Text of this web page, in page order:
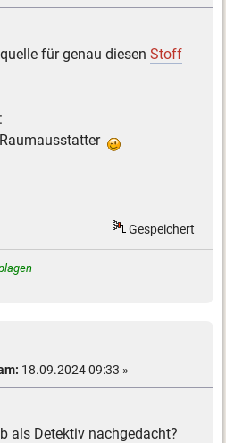
für genau diesenStoff
Gespeichert
18.09.2024 09:33 »
als Detektiv nachgedacht?